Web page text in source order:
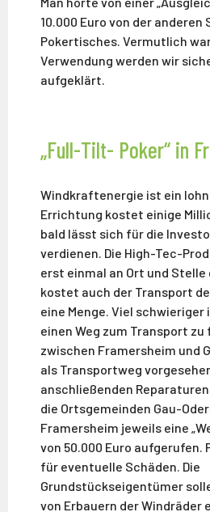
10.000 Euro von der anderen
Pokertisches. Vermutlich
Verwendung werden wir
aufgeklärt.
„Full-Tilt- Poker“ in
Windkraftenergie ist ein
Errichtung kostet einige
bald lässt sich für die
verdienen. Die High-Tec-
erst einmal an Ort und
kostet auch der Transport
eine Menge. Viel
einen Weg zum Transport zu
zwischen Framersheim und
als Transportweg
anschließenden
die Ortsgemeinden Gau-
Framersheim jeweils eine
von 50.000 Euro aufgerufen.
für eventuelle Schäden. Die
Grundstückseigentümer
von Erbauern der Windräder